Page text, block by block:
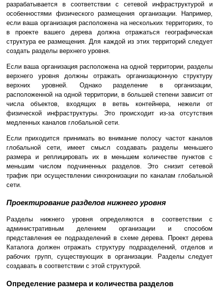
разрабатывается в соответствии с сетевой инфраструктурой и
особенностями физического размещения организации. Например,
если ваша организация расположена на нескольких территориях, то
в проекте вашего дерева должна отражаться географическая
структура ее размещения. Для каждой из этих территорий следует
создать разделы верхнего уровня.
Если ваша организация расположена на одной территории, разделы
верхнего уровня должны отражать организационную структуру
верхних уровней. Однако разделение в организации,
расположенной на одной территории, в большей степени зависит от
числа объектов, входящих в ветвь контейнера, нежели от
физической инфраструктуры. Это происходит из-за отсутствия
медленных каналов глобальной сети.
Если приходится принимать во внимание полосу частот каналов
глобальной сети, имеет смысл создавать разделы меньшего
размера и реплицировать их в меньшем количестве пунктов с
меньшим числом подчиненных разделов. Это снизит сетевой
трафик при осуществлении синхронизации по каналам глобальной
сети.
Проектирование разделов нижнего уровня
Разделы нижнего уровня определяются в соответствии с
административным делением организации и способом
представления ее подразделений в схеме дерева. Проект дерева
Каталога должен отражать структуру подразделений, отделов и
рабочих групп, существующих в организации. Разделы следует
создавать в соответствии с этой структурой.
Определение размера и количества разделов